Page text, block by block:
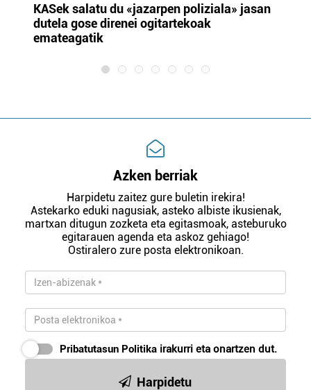
KASek salatu du «jazarpen poliziala» jasan
dutela gose direnei ogitartekoak
emateagatik
Azken berriak
Harpidetu zaitez gure buletin irekira!
Astekarko eduki nagusiak, asteko albiste ikusienak,
martxan ditugun zozketa eta egitasmoak, asteburuko
egitarauen agenda eta askoz gehiago!
Ostiralero zure posta elektronikoan.
Pribatutasun Politika irakurri eta onartzen dut.
Harpidetu